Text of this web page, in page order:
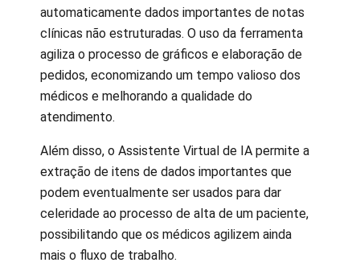
automaticamente dados importantes de notas
clínicas não estruturadas. O uso da ferramenta
agiliza o processo de gráficos e elaboração de
pedidos, economizando um tempo valioso dos
médicos e melhorando a qualidade do
atendimento.
Além disso, o Assistente Virtual de IA permite a
extração de itens de dados importantes que
podem eventualmente ser usados para dar
celeridade ao processo de alta de um paciente,
possibilitando que os médicos agilizem ainda
mais o fluxo de trabalho.